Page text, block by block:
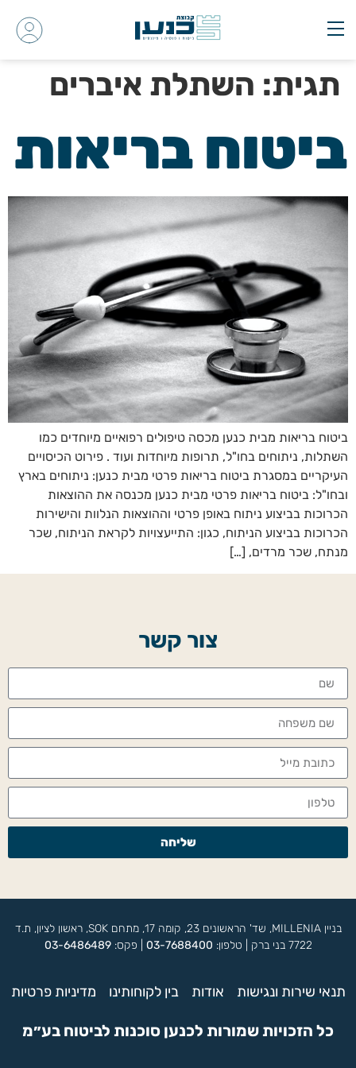
תגית: השתלת איברים
ביטוח בריאות
ביטוח בריאות מבית כנען מכסה טיפולים רפואיים מיוחדים כמו
השתלות, ניתוחים בחו"ל, תרופות מיוחדות ועוד . פירוט הכיסויים
העיקריים במסגרת ביטוח בריאות פרטי מבית כנען: ניתוחים בארץ
ובחו"ל: ביטוח בריאות פרטי מבית כנען מכנסה את ההוצאות
הכרוכות בביצוע ניתוח באופן פרטי וההוצאות הנלוות והישירות
הכרוכות בביצוע הניתוח, כגון: התייעצויות לקראת הניתוח, שכר
מנתח, שכר מרדים, […]
צור קשר
שליחה
בניין MILLENIA, שד' הראשונים 23, קומה 17, מתחם SOK, ראשון לציון, ת.ד
7722 בני ברק | טלפון:
03-7688400 | פקס:03-6486489
תנאי שירות ונגישות אודות בין לקוחותינו מדיניות פרטיות
כל הזכויות שמורות לכנען סוכנות לביטוח בע״מ